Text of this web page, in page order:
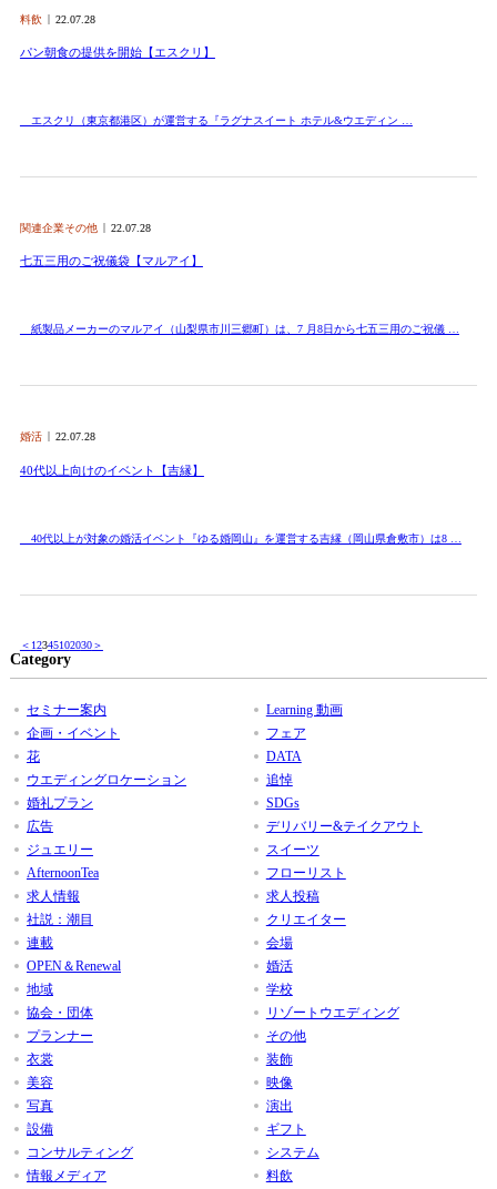
料飲 22.07.28
パン朝食の提供を開始【エスクリ】
エスクリ（東京都港区）が運営する『ラグナスイート ホテル&ウエディン …
関連企業その他 22.07.28
七五三用のご祝儀袋【マルアイ】
紙製品メーカーのマルアイ（山梨県市川三郷町）は、7 月8日から七五三用のご祝儀 …
婚活 22.07.28
40代以上向けのイベント【吉縁】
40代以上が対象の婚活イベント『ゆる婚岡山』を運営する吉縁（岡山県倉敷市）は8 …
＜ 12345102030＞
Category
セミナー案内
Learning 動画
企画・イベント
フェア
花
DATA
ウエディングロケーション
追悼
婚礼プラン
SDGs
広告
デリバリー&テイクアウト
ジュエリー
スイーツ
AfternoonTea
フローリスト
求人情報
求人投稿
社説：潮目
クリエイター
連載
会場
OPEN＆Renewal
婚活
地域
学校
協会・団体
リゾートウエディング
プランナー
その他
衣裳
装飾
美容
映像
写真
演出
設備
ギフト
コンサルティング
システム
情報メディア
料飲